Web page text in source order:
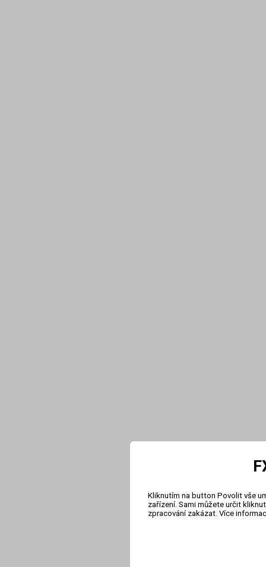
Kliknutím na button Povolit vše
zařízení. Sami můžete určit
zpracování zakázat. Více